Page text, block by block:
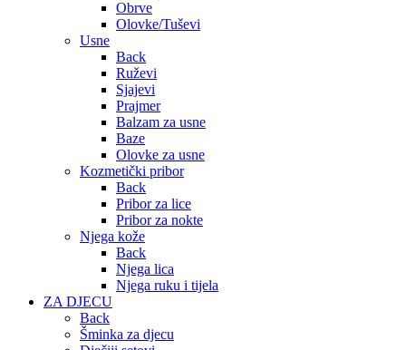
Obrve
Olovke/Tuševi
Usne
Back
Ruževi
Sjajevi
Prajmer
Balzam za usne
Baze
Olovke za usne
Kozmetički pribor
Back
Pribor za lice
Pribor za nokte
Njega kože
Back
Njega lica
Njega ruku i tijela
ZA DJECU
Back
Šminka za djecu